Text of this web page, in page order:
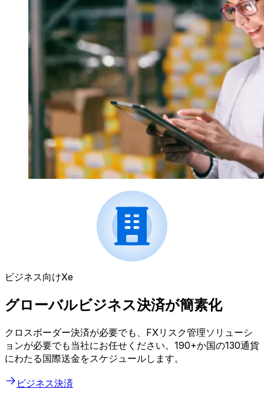
ビジネス向けXe
グローバルビジネス決済が簡素化
クロスボーダー決済が必要でも、FXリスク管理ソリューシ
ョンが必要でも当社にお任せください。190+か国の130通貨
にわたる国際送金をスケジュールします。
ビジネス決済